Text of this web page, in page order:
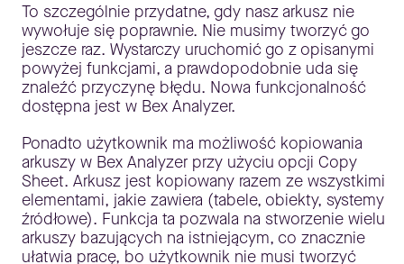
To szczególnie przydatne, gdy nasz arkusz nie
wywołuje się poprawnie. Nie musimy tworzyć go
jeszcze raz. Wystarczy uruchomić go z opisanymi
powyżej funkcjami, a prawdopodobnie uda się
znaleźć przyczynę błędu. Nowa funkcjonalność
dostępna jest w Bex Analyzer.
Ponadto użytkownik ma możliwość kopiowania
arkuszy w Bex Analyzer przy użyciu opcji Copy
Sheet. Arkusz jest kopiowany razem ze wszystkimi
elementami, jakie zawiera (tabele, obiekty, systemy
źródłowe). Funkcja ta pozwala na stworzenie wielu
arkuszy bazujących na istniejącym, co znacznie
ułatwia pracę, bo użytkownik nie musi tworzyć